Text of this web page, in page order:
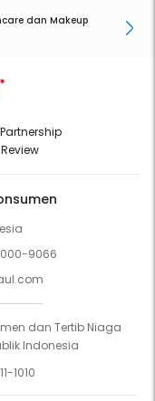
dan Makeup
Partnership
9066
dan Tertib Niaga
Indonesia
1010